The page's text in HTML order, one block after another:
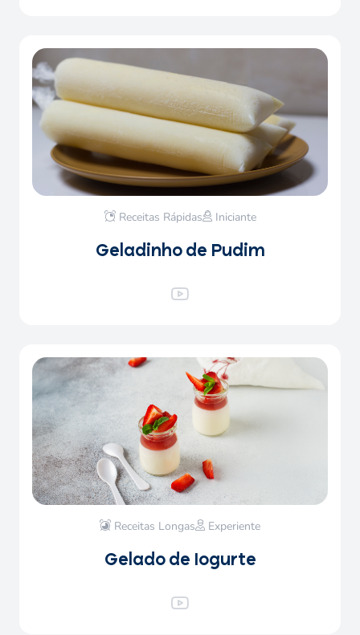
Receitas Rápidas Iniciante
Geladinho de Pudim
Receitas Longas Experiente
Gelado de Iogurte